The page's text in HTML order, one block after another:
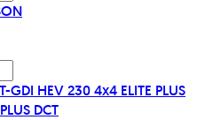
GDI HEV 230 4x4 ELITE PLUS
DCT